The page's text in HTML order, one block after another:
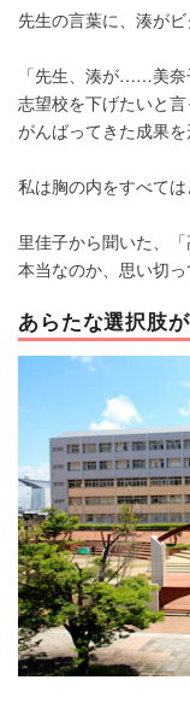
先生の言葉に、湊がビ
「先生、湊が……美奈
志望校を下げたいと
がんばってきた成果
私は胸の内をすべては
里佳子から聞いた、
本当なのか、思い切っ
あらたな選択肢が